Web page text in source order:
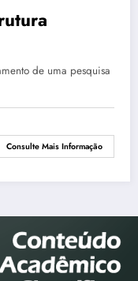
de uma pesquisa
Consulte Mais Informação